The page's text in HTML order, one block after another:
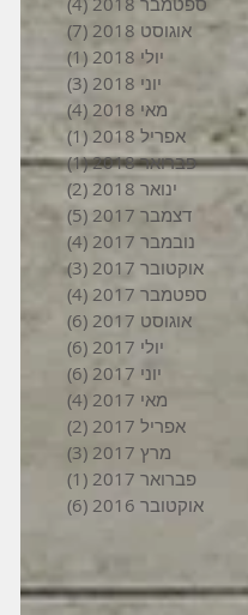
אוגוסט 2018
(7)
יולי 2018
(1)
יוני 2018
(3)
מאי 2018
(4)
אפריל 2018
(1)
פוסט 1
פברואר 2018
(1)
פוסט 1
ינואר 2018
(2)
דצמבר 2017
(5)
5 פוסטים
נובמבר 2017
(4)
אוקטובר 2017
(3)
3 פוסטים
ספטמבר 2017
(4)
אוגוסט 2017
(6)
יולי 2017
(6)
יוני 2017
(6)
מאי 2017
(4)
אפריל 2017
(2)
מרץ 2017
(3)
פברואר 2017
(1)
אוקטובר 2016
(6)